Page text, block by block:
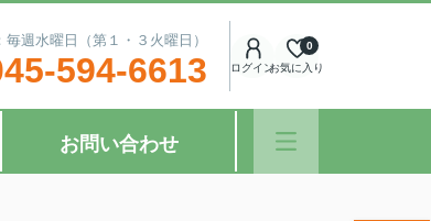
週水曜日（第１・３火曜日）
594-6613 ログインお気に入り
0
お問い合わせ